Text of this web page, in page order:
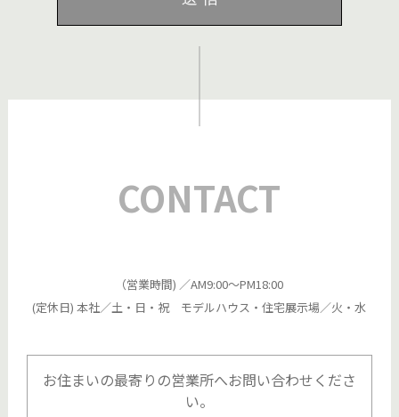
CONTACT
（営業時間) ／AM9:00～PM18:00
(定休日) 本社／土・日・祝 モデルハウス・住宅展示場／火・水
お住まいの最寄りの営業所へお問い合わせくださ
い。